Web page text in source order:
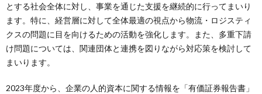
とする社会全体に対し、事業を通じた支援を継続的に行ってまいり
ます。特に、経営層に対して全体最適の視点から物流・ロジスティ
クスの問題に目を向けるための活動を強化します。また、多重下請
け問題については、関連団体と連携を図りながら対応策を検討して
まいります。
2023年度から、企業の人的資本に関する情報を「有価証券報告書」